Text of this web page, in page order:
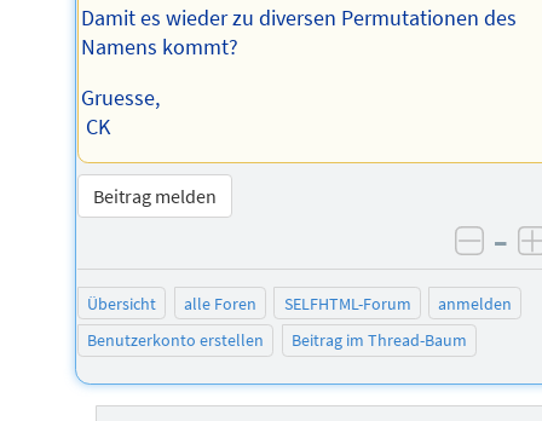
Damit es wieder zu diversen Permutationen des
Namens kommt?
Gruesse,
CK
Beitrag melden
–
Übersicht alle Foren SELFHTML-Forum
anmelden
Benutzerkonto erstellen
Beitrag im Thread-Baum